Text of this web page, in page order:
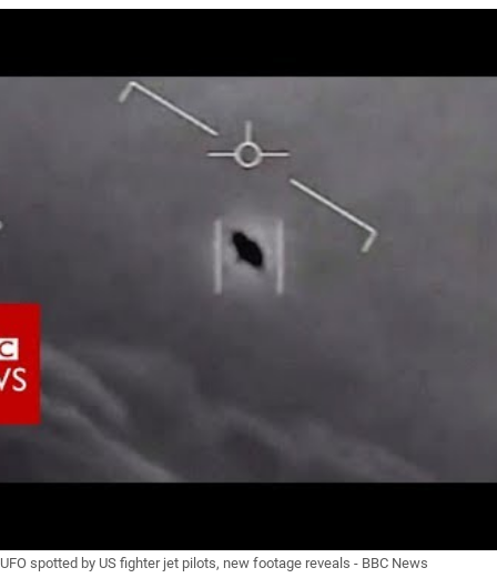
UFO spotted by US fighter jet pilots, new footage reveals - BBC News